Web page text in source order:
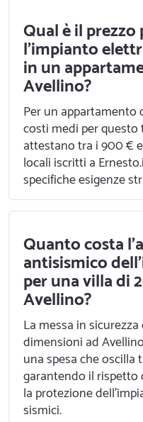
Qual è il
l'impianto
in un
Avellino?
Per un appartamento
costi medi per
attestano tra i 900 €
locali iscritti a
specifiche esigenze
Quanto costa
antisismico
per una villa di
Avellino?
La messa in
dimensioni ad
una spesa che oscilla
garantendo il
la protezione
sismici.